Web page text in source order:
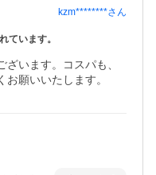
kzm********さん
ています。
います。コスパも、